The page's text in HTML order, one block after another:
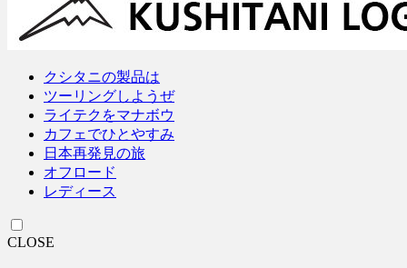
クシタニの製品は
ツーリングしようぜ
ライテクをマナボウ
カフェでひとやすみ
日本再発見の旅
オフロード
レディース
CLOSE